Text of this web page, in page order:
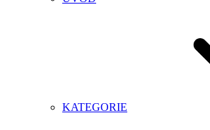
KATEGORIE